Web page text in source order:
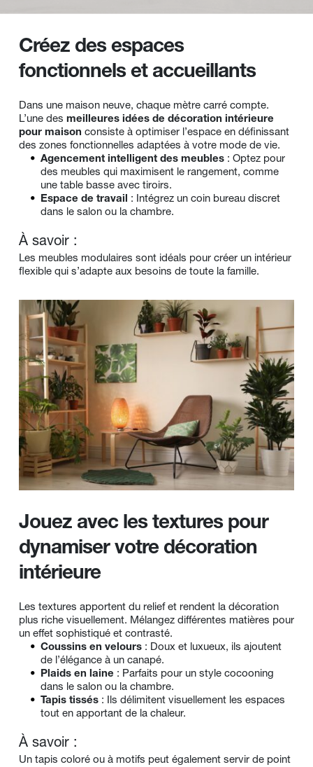
Créez des espaces
fonctionnels et accueillants
Dans une maison neuve, chaque mètre carré compte.
L’une des meilleures idées de décoration intérieure
pour maison consiste à optimiser l’espace en définissant
des zones fonctionnelles adaptées à votre mode de vie.
Agencement intelligent des meubles : Optez pour
des meubles qui maximisent le rangement, comme
une table basse avec tiroirs.
Espace de travail
: Intégrez un coin bureau discret
dans le salon ou la chambre.
À savoir :
Les meubles modulaires sont idéals pour créer un intérieur
flexible qui s’adapte aux besoins de toute la famille.
Jouez avec les textures pour
dynamiser votre décoration
intérieure
Les textures apportent du relief et rendent la décoration
plus riche visuellement. Mélangez différentes matières pour
un effet sophistiqué et contrasté.
Coussins en velours : Doux et luxueux, ils ajoutent
de l’élégance à un canapé.
Plaids en laine : Parfaits pour un style cocooning
dans le salon ou la chambre.
Tapis tissés : Ils délimitent visuellement les espaces
tout en apportant de la chaleur.
À savoir :
Un tapis coloré ou à motifs peut également servir de point